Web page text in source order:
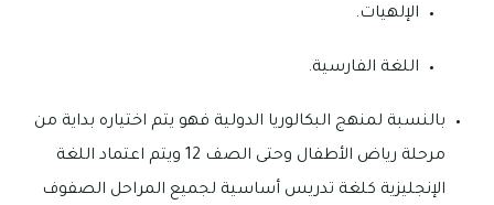
الإلهيات.
اللغة الفارسية.
بالنسبة لمنهج البكالوريا الدولية فهو يتم اختياره بداية من
مرحلة رياض الأطفال وحتى الصف 12 ويتم اعتماد اللغة
الإنجليزية كلغة تدريس أساسية لجميع المراحل الصفوف